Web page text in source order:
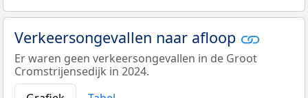
Verkeersongevallen naar afloop
Er waren geen verkeersongevallen in de Groot
Cromstrijensedijk in 2024.